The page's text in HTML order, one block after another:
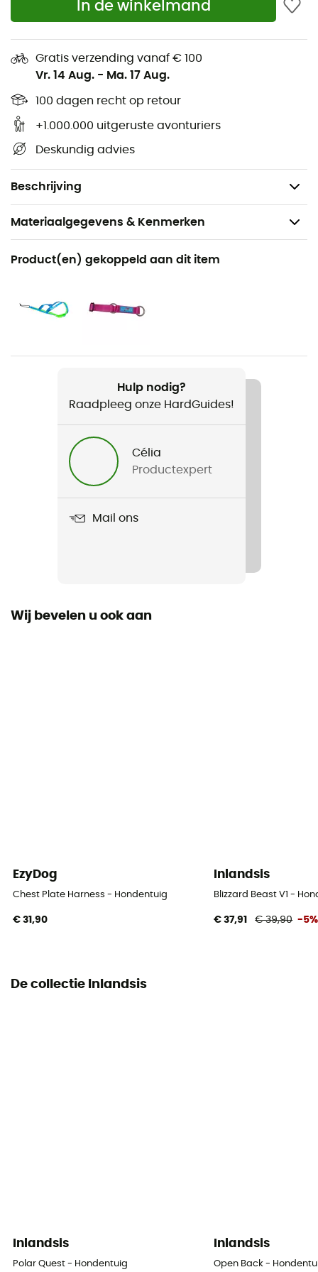
In de winkelmand
Gratis verzending vanaf € 100
Vr. 14 Aug. - Ma. 17 Aug.
100 dagen recht op retour
+1.000.000 uitgeruste avonturiers
Deskundig advies
Beschrijving
esthetiek
Veilig: voorkomt dat de hond zelfstandig kan
ontsnappen
Reflecterende banden over de gehele lengte van
het tuig voor betere zichtbaarheid van de hond
Kan in water worden gedompeld om de hond op
Gewicht: 130 g (maat M)
Materiaalgegevens & Kenmerken
Aanbevolen voor
Canicross
Voor
Heren / Dames
Product
Product(en) gekoppeld aan dit item
Hulp nodig?
Raadpleeg onze HardGuides!
Célia
Productexpert
Mail ons
Wij bevelen u ook aan
EzyDog
Chest Plate Harness - Hondentuig
€ 31,90
Inlandsis
Blizzard Beast V1 -
€ 37,91 € 39,90 -5%
De collectie Inlandsis
Inlandsis
Polar Quest - Hondentuig
Inlandsis
Open Back -